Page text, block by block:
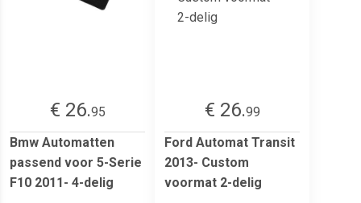
€ 26.95
Bmw Automatten
passend voor 5-Serie
F10 2011- 4-delig
€ 26.99
Ford Automat Transit
2013- Custom
voormat 2-delig